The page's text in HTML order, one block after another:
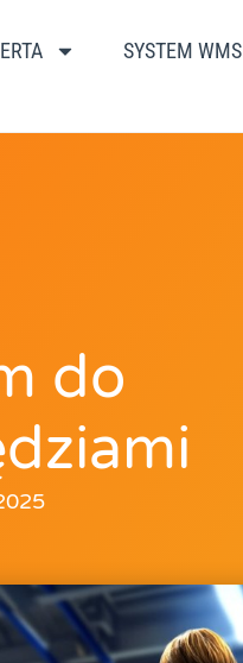
SYSTEM WMS
do